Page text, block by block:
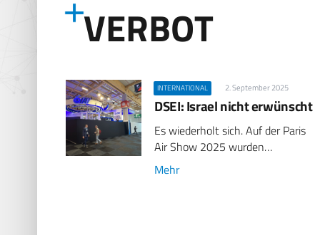
VERBOT
INTERNATIONAL 2. September 2025
DSEI: Israel nicht erwünscht
Es wiederholt sich. Auf der Paris
Air Show 2025 wurden…
Mehr